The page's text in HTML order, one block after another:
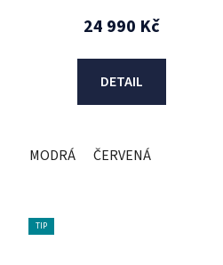
24 990 Kč
DETAIL
MODRÁ ČERVENÁ
TIP